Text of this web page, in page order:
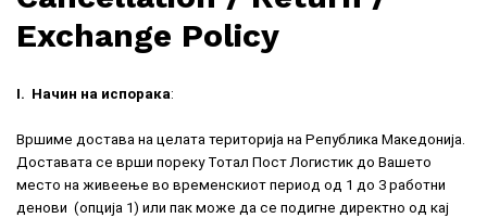
Exchange Policy
I. Начин на испорака:
Вршиме достава на целата територија на Република Македонија.
Доставата се врши пореку Тотал Пост Логистик до Вашето
место на живеење во временскиот период од 1 до 3 работни
денови (опција 1) или пак може да се подигне директно од кај